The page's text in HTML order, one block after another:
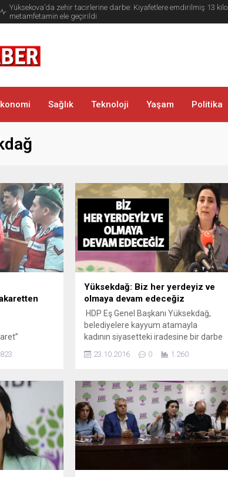
Yüksekova’da zehir tacirlerine darbe: Kıyafetlere emdirilmiş 13 kilo
metamfetamin ele geçirildi
Sağlık Teknoloji Yaşam Politika
6 ay hapis
Çelebi,
burada
ettiklerini ve
söyledi.
Asliye
823
Yüksekdağ: Biz her yerdeyiz ve
olmaya devam edeceğiz
HDP Eş Genel Başkanı Yüksekdağ,
belediyelere kayyum atamayla
kadının siyasetteki iradesine bir darbe
Demokratik Partisi (HDP) Kadın
Yüksekdağ'ın katılımıyla Elite World
Otel'de "Kadınlar Yerel Yönetimleri
Tartışıyor" başlıklı konferansta
kadınlarla bir araya geldi. Toplantıya
HDP, DBP bileşenlerinin yanı sıra çok
sayıda kadın...
23.10.2016 0 1.260